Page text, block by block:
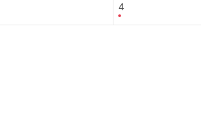
4